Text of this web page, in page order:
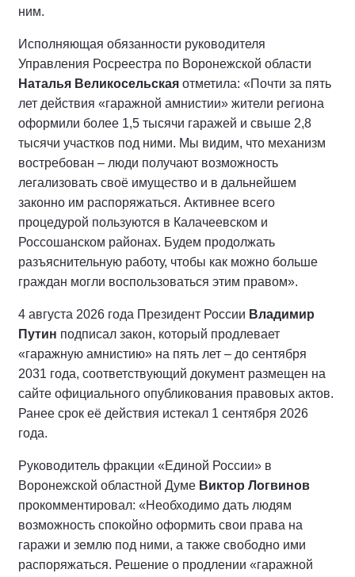
ним.
Исполняющая обязанности руководителя
Управления Росреестра по Воронежской области
Наталья Великосельская отметила: «Почти за пять
лет действия «гаражной амнистии» жители региона
оформили более 1,5 тысячи гаражей и свыше 2,8
тысячи участков под ними. Мы видим, что механизм
востребован – люди получают возможность
легализовать своё имущество и в дальнейшем
законно им распоряжаться. Активнее всего
процедурой пользуются в Калачеевском и
Россошанском районах. Будем продолжать
разъяснительную работу, чтобы как можно больше
граждан могли воспользоваться этим правом».
4 августа 2026 года Президент России Владимир
Путин подписал закон, который продлевает
«гаражную амнистию» на пять лет – до сентября
2031 года, соответствующий документ размещен на
сайте официального опубликования правовых актов.
Ранее срок её действия истекал 1 сентября 2026
года.
Руководитель фракции «Единой России» в
Воронежской областной Думе Виктор Логвинов
прокомментировал: «Необходимо дать людям
возможность спокойно оформить свои права на
гаражи и землю под ними, а также свободно ими
распоряжаться. Решение о продлении «гаражной